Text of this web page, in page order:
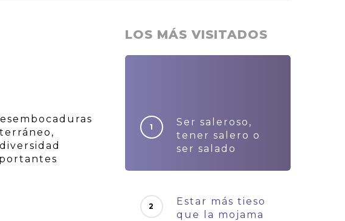
LOS MÁS VISITADOS
Ser saleroso,
tener salero o
ser salado
Estar más tieso
que la mojama